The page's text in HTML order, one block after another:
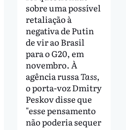
sobre uma possível
retaliação à
negativa de Putin
de vir ao Brasil
para o G20, em
novembro. À
agência russaTass,
o porta-voz Dmitry
Peskov disse que
"esse pensamento
não poderia sequer